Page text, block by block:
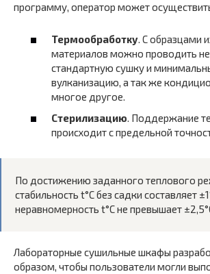
программу, оператор может
Термообработку. С образцами
материалов можно проводить
стандартную сушку и
вулканизацию, а так же
многое другое.
Стерилизацию. Поддержание
происходит с предельной
По достижению заданного теплового
стабильность t°С без садки составляет
неравномерность t°С не превышает
Лабораторные сушильные шкафы
образом, чтобы пользователи могли